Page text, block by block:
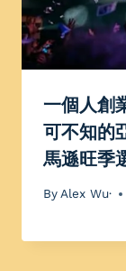
一個人創
可不知的
馬遜旺季
ByAlex Wu·